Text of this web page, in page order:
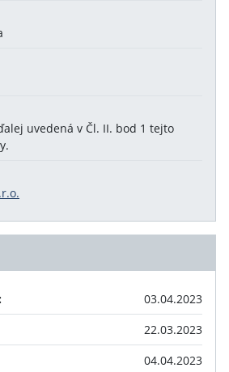
uvedená v Čl. II. bod 1 tejto
03.04.2023
22.03.2023
04.04.2023